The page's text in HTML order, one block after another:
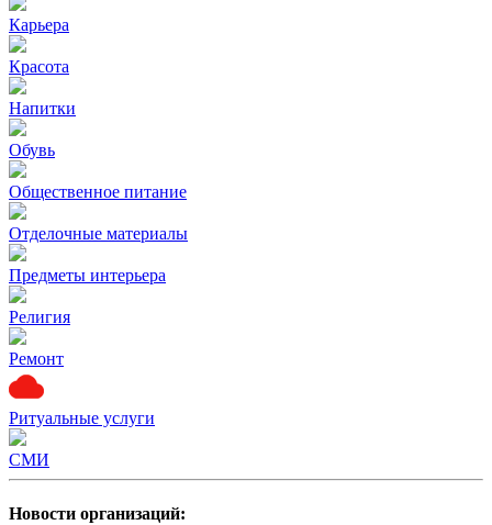
Карьера
Красота
Напитки
Обувь
Общественное питание
Отделочные материалы
Предметы интерьера
Религия
Ремонт
Ритуальные услуги
СМИ
Новости организаций: